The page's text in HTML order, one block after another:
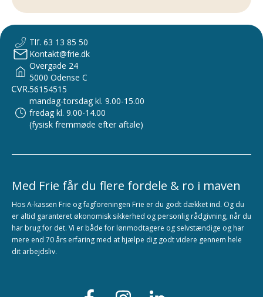
Tlf. 63 13 85 50
Kontakt@frie.dk
Overgade 24
5000 Odense C
56154515
mandag-torsdag kl. 9.00-15.00
fredag kl. 9.00-14.00
(fysisk fremmøde efter aftale)
Med Frie får du flere fordele & ro i maven
Hos A-kassen Frie og fagforeningen Frie er du godt dækket ind. Og du
er altid garanteret økonomisk sikkerhed og personlig rådgivning, når du
har brug for det. Vi er både for lønmodtagere og selvstændige og har
mere end 70 års erfaring med at hjælpe dig godt videre gennem hele
dit arbejdsliv.